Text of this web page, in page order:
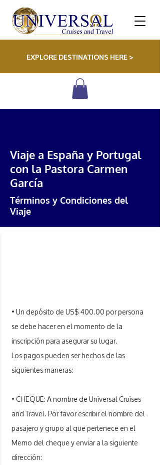
EXPLORE DESTINATIONS HERE >
Viaje a España y Portugal
con la Pastora Carmen
García
Términos y Condiciones del
Viaje
• Un depósito de US$ 400.00 por persona
se debe hacer en el momento de la
inscripción para asegurar su lugar.
Los pagos pueden ser hechos de las
siguientes maneras:
• CHEQUE: A nombre de Universal Cruises
and Travel. Por favor escribir el nombre del
pasajero y grupo al que pertenece en el
Memo del cheque y enviar a la siguiente
dirección: